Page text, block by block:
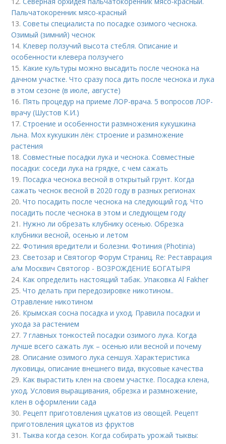
Пальчатокоренник мясо-красный
13.Советы специалиста по посадке озимого чеснока.
Озимый (зимний) чеснок
14. Клевер ползучий высота стебля. Описание и
особенности клевера ползучего
15. Какие культуры можно высадить после чеснока на
дачном участке. Что сразу поса дить после чеснока и лука
в этом сезоне (в июле, августе)
16. Пять процедур на приеме ЛОР-врача. 5 вопросов ЛОР-
врачу (Шустов К.И.)
17.Строение и особенности размножения кукушкина
льна. Мох кукушкин лён: строение и размножение
растения
18.Совместные посадки лука и чеснока. Совместные
посадки: соседи лука на грядке, с чем сажать
19. Посадка чеснока весной в открытый грунт. Когда
сажать чеснок весной в 2020 году в разных регионах
20.Что посадить после чеснока на следующий год. Что
посадить после чеснока в этом и следующем году
21. Нужно ли обрезать клубнику осенью. Обрезка
клубники весной, осенью и летом
22.Фотиния вредители и болезни. Фотиния (Photinia)
23.Светозар и Святогор Форум Страниц. Re: Реставрация
а/м Москвич Святогор - ВОЗРОЖДЕНИЕ БОГАТЫРЯ
24. Как определить настоящий табак. Упаковка Al Fakher
25.Что делать при передозировке никотином..
Отравление никотином
26. Крымская сосна посадка и уход. Правила посадки и
ухода за растением
27. 7 главных тонкостей посадки озимого лука. Когда
лучше всего сажать лук – осенью или весной и почему
28.Описание озимого лука сеншуя. Характеристика
луковицы, описание внешнего вида, вкусовые качества
29. Как вырастить клен на своем участке. Посадка клена,
уход. Условия выращивания, обрезка и размножение,
клен в оформлении сада
30. Рецепт приготовления цукатов из овощей. Рецепт
приготовления цукатов из фруктов
31. Тыква когда сезон. Когда собирать урожай тыквы: